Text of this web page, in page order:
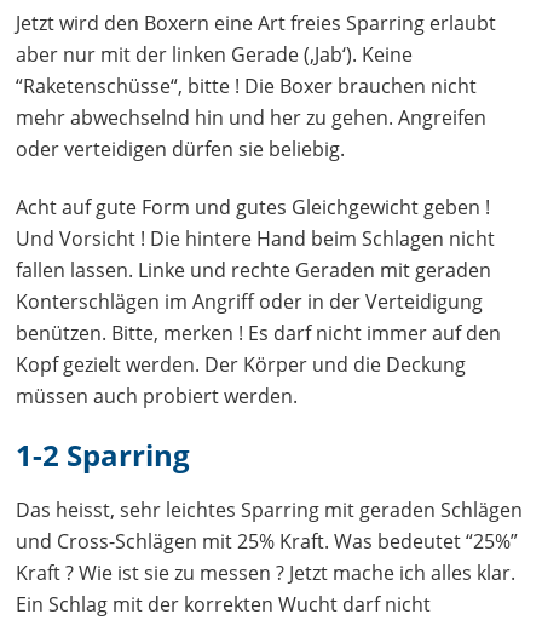
Jetzt wird den Boxern eine Art freies Sparring erlaubt
aber nur mit der linken Gerade (‚Jab‘). Keine
“Raketenschüsse“, bitte ! Die Boxer brauchen nicht
mehr abwechselnd hin und her zu gehen. Angreifen
oder verteidigen dürfen sie beliebig.
Acht auf gute Form und gutes Gleichgewicht geben !
Und Vorsicht ! Die hintere Hand beim Schlagen nicht
fallen lassen. Linke und rechte Geraden mit geraden
Konterschlägen im Angriff oder in der Verteidigung
benützen. Bitte, merken ! Es darf nicht immer auf den
Kopf gezielt werden. Der Körper und die Deckung
müssen auch probiert werden.
1-2 Sparring
Das heisst, sehr leichtes Sparring mit geraden Schlägen
und Cross-Schlägen mit 25% Kraft. Was bedeutet “25%”
Kraft ? Wie ist sie zu messen ? Jetzt mache ich alles klar.
Ein Schlag mit der korrekten Wucht darf nicht